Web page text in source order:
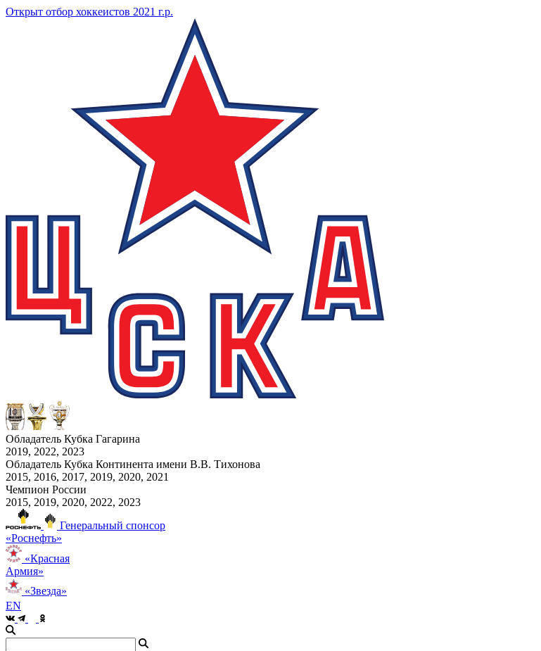
Открыт отбор хоккеистов 2021 г.р.
Обладатель Кубка Гагарина
2019, 2022, 2023
Обладатель Кубка Континента имени В.В. Тихонова
2015, 2016, 2017, 2019, 2020, 2021
Чемпион России
2015, 2019, 2020, 2022, 2023
Генеральный спонсор
«Роснефть»
«Красная
Армия»
«Звезда»
EN